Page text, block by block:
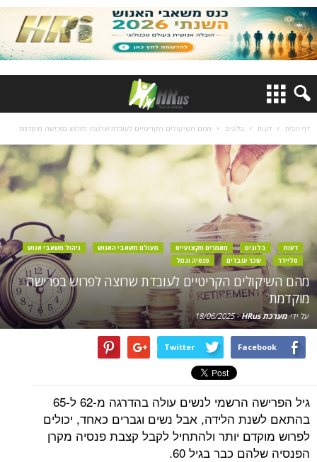
דף הבית דעות בלוגים מהם השיקולים הקריטיים לעובדת שרוצה לפרוש בפרישה מוקדמת
דעות בלוגים מאמרים מקצועיים מעולם משאבי האנוש
ניהול משאבי אנוש
סליידר
שכר עובדים פנסיה וגמל
מהם השיקולים הקריטיים לעובדת שרוצה לפרוש בפרישה
מוקדמת
על ידימערכת HRus -
18/06/2025
Facebook
Twitter
גיל הפרישה הרשמי לנשים עולה בהדרגה מ-62 ל-65
בהתאם לשנת הלידה, אבל נשים וגברים כאחד, יכולים
לפרוש מוקדם יותר ולהתחיל לקבל קצבת פנסיה מקרן
הפנסיה שלהם כבר בגיל 60.